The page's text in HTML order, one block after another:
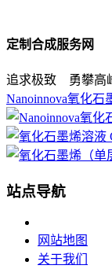
定制合成服务网
追求极致 勇攀高
Nanoinnova氧化石
站点导航
网站地图
关于我们